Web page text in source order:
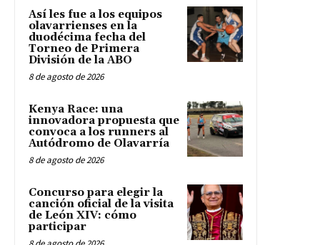
Así les fue a los equipos
olavarrienses en la
duodécima fecha del
Torneo de Primera
División de la ABO
8 de agosto de 2026
Kenya Race: una
innovadora propuesta que
convoca a los runners al
Autódromo de Olavarría
8 de agosto de 2026
Concurso para elegir la
canción oficial de la visita
de León XIV: cómo
participar